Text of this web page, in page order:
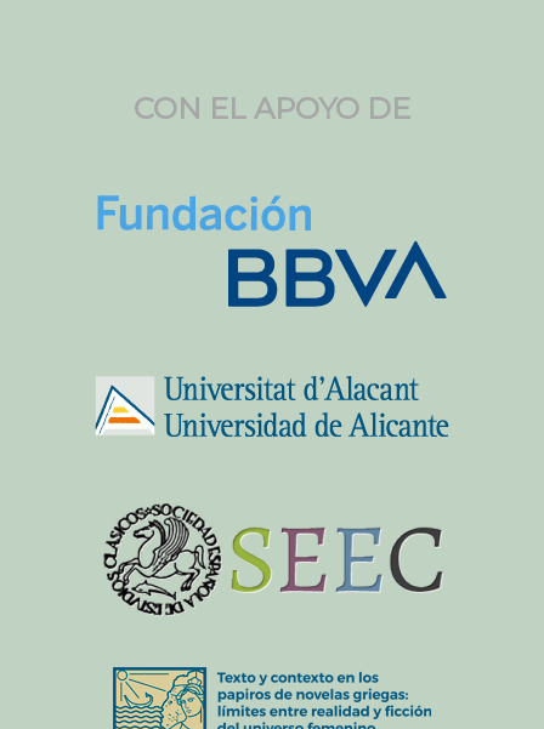
CON EL APOYO DE